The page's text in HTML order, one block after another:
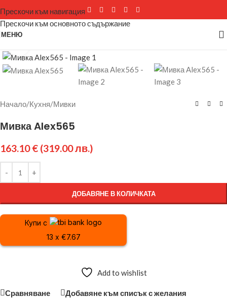
Прескочи към навигация
Прескочи към основното съдържание
МЕНЮ
Начало/Кухня/Мивки
Мивка Alex565
163.10€ (319.00 лв.)
ДОБАВЯНЕ В КОЛИЧКАТА
Купи с
13 x €7.67
Add to wishlist
Сравняване Добавяне към списък с желания